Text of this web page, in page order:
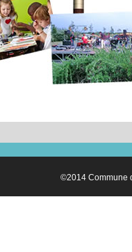
©2014 Commune